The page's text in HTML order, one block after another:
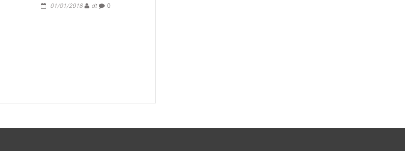
01/01/2018 dt 0